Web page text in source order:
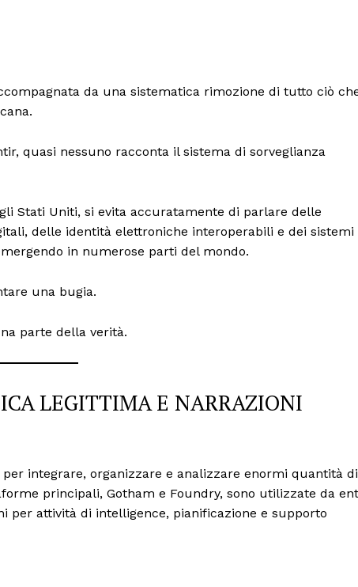
Home
Economia
LifeStyle
da una sistematica rimozione di tutto ciò
quasi nessuno racconta il sistema di sorveglianza
Stati Uniti, si evita accuratamente di parlare delle
delle identità elettroniche interoperabili e dei sistemi
in numerose parti del mondo.
una bugia.
parte della verità.
LEGITTIMA E NARRAZIONI
integrare, organizzare e analizzare enormi quantità di
principali, Gotham e Foundry, sono utilizzate da
per attività di intelligence, pianificazione e supporto